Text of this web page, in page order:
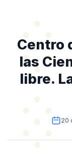
Centro
las
libre.
20